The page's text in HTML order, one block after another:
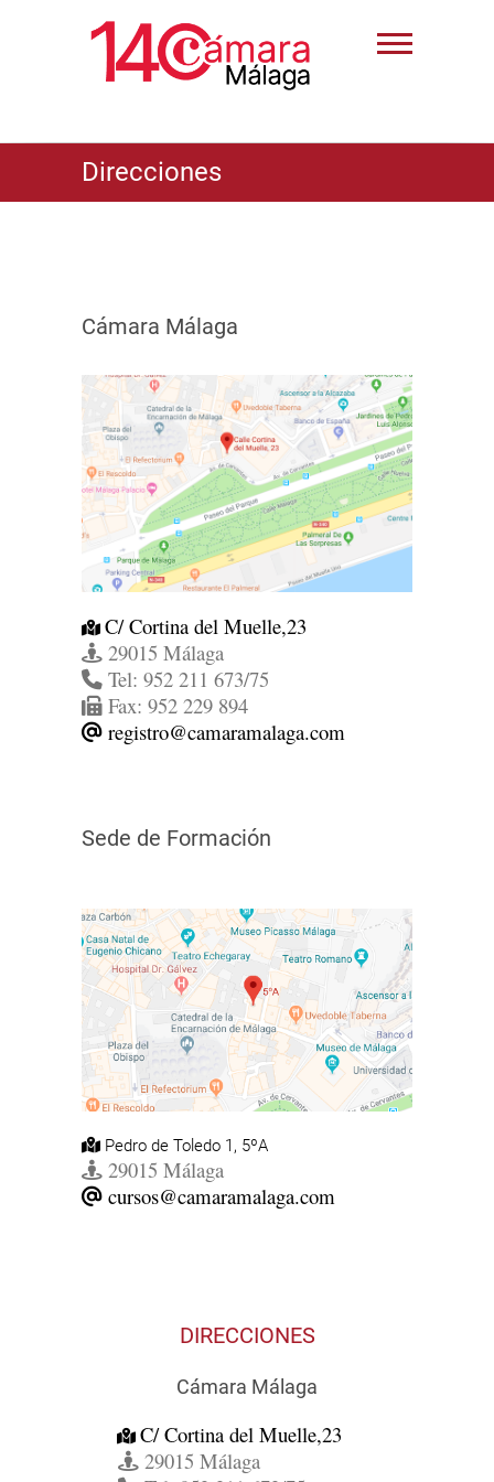
Direcciones
Cámara Málaga
C/ Cortina del Muelle,23
29015 Málaga
Tel: 952 211 673/75
Fax: 952 229 894
registro@camaramalaga.com
Sede de Formación
Pedro de Toledo 1, 5ºA
29015 Málaga
cursos@camaramalaga.com
DIRECCIONES
Cámara Málaga
C/ Cortina del Muelle,23
29015 Málaga